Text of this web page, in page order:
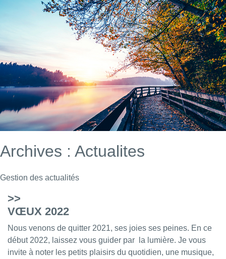
Archives : Actualites
Gestion des actualités
>>
VŒUX 2022
Nous venons de quitter 2021, ses joies ses peines. En ce
début 2022, laissez vous guider par la lumière. Je vous
invite à noter les petits plaisirs du quotidien, une musique,